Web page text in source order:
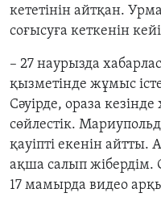
кететінін айтқан.
соғысуға кеткенін
– 27 наурызда
қызметінде жұмыс
Сәуірде, ораза
сөйлестік.
қауіпті екенін айтты.
ақша салып жібердім.
17 мамырда видео